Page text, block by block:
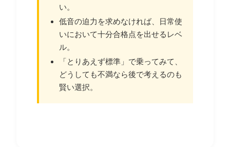
い。
低音の迫力を求めなければ、日常使
いにおいて十分合格点を出せるレベ
ル。
「とりあえず標準」で乗ってみて、
どうしても不満なら後で考えるのも
賢い選択。